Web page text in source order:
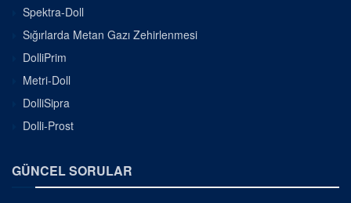
Spektra-Doll
Sığırlarda Metan Gazı Zehirlenmesi
DolliPrim
Metri-Doll
DolliSipra
Dolli-Prost
GÜNCEL SORULAR